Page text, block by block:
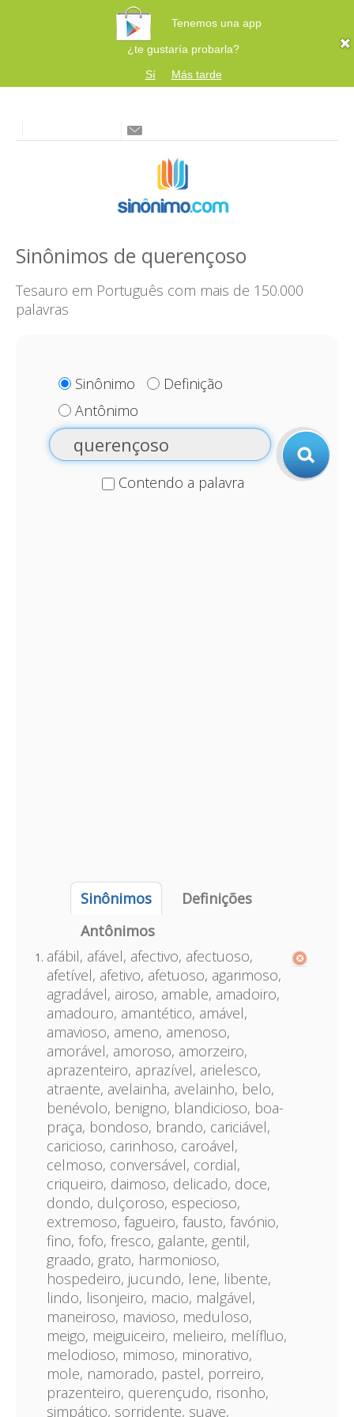
Tenemos una app
¿te gustaría probarla?
Sí
Más tarde
Sinônimos de querençoso
Tesauro em Português com mais de 150.000
palavras
Sinônimo
Definição
Antônimo
Contendo a palavra
Sinônimos
Definições
Antônimos
afábil, afável, afectivo, afectuoso,
afetível, afetivo, afetuoso, agarimoso,
agradável, airoso, amable, amadoiro,
amadouro, amantético, amável,
amavioso, ameno, amenoso,
amorável, amoroso, amorzeiro,
aprazenteiro, aprazível, arielesco,
atraente, avelainha, avelainho, belo,
benévolo, benigno, blandicioso, boa-
praça, bondoso, brando, cariciável,
caricioso, carinhoso, caroável,
celmoso, conversável, cordial,
criqueiro, daimoso, delicado, doce,
dondo, dulçoroso, especioso,
extremoso, fagueiro, fausto, favónio,
fino, fofo, fresco, galante, gentil,
graado, grato, harmonioso,
hospedeiro, jucundo, lene, libente,
lindo, lisonjeiro, macio, malgável,
maneiroso, mavioso, meduloso,
meigo, meiguiceiro, melieiro, melífluo,
melodioso, mimoso, minorativo,
mole, namorado, pastel, porreiro,
prazenteiro, querençudo, risonho,
simpático, sorridente, suave,